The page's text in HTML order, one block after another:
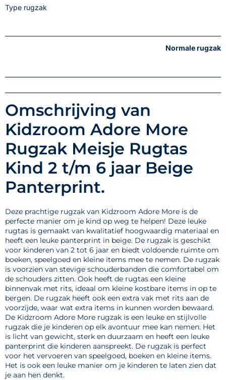
Type rugzak
Normale rugzak
Omschrijving van
Kidzroom Adore More
Rugzak Meisje Rugtas
Kind 2 t/m 6 jaar Beige
Panterprint.
Deze prachtige rugzak van Kidzroom Adore More is de
perfecte manier om je kind op weg te helpen! Deze leuke
rugtas is gemaakt van kwalitatief hoogwaardig materiaal en
heeft een leuke panterprint in beige. De rugzak is geschikt
voor kinderen van 2 tot 6 jaar en biedt voldoende ruimte om
boeken, speelgoed en kleine items mee te nemen. De rugzak
is voorzien van stevige schouderbanden die comfortabel om
de schouders zitten. Ook heeft de rugtas een kleine
binnenvak met rits, ideaal om kleine kostbare items in op te
bergen. De rugzak heeft ook een extra vak met rits aan de
voorzijde, waar wat extra items in kunnen worden bewaard.
De Kidzroom Adore More rugzak is een leuke en stijlvolle
rugzak die je kinderen op elk avontuur mee kan nemen. Het
is licht van gewicht, sterk en duurzaam en heeft een leuke
panterprint die kinderen aanspreekt. De rugzak is perfect
voor het vervoeren van speelgoed, boeken en kleine items.
Het is ook een leuke manier om je kinderen te laten zien dat
je aan hen denkt.